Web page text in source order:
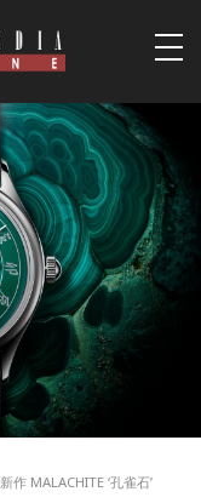
MALACHITE ‘孔雀石’